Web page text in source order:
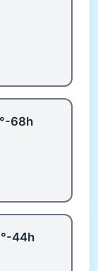
68h
44h